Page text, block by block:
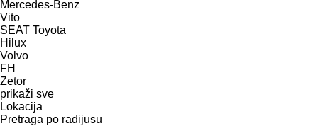
Mercedes-Benz
Vito
SEAT Toyota
Hilux
Volvo
FH
Zetor
prikaži sve
Lokacija
Pretraga po radijusu